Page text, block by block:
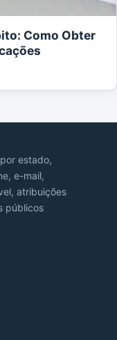
Como Obter
estado,
e-mail,
atribuições
públicos